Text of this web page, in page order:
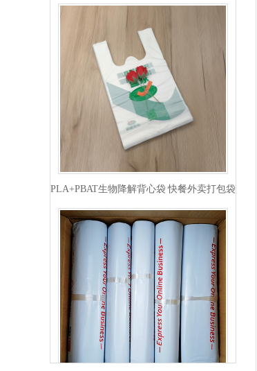
PLA+PBAT生物降解背心袋 快餐外卖打包袋
生物降解快递袋 内黑外白三层共挤物流袋